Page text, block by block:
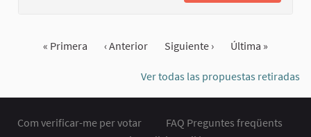
« Primera ‹ Anterior Siguiente › Última »
Ver todas las propuestas retiradas
Com verificar-me per votar
FAQ Preguntes freqüents